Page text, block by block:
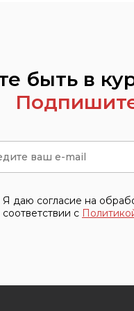
быть в
Я даю согласие на
соответствии с